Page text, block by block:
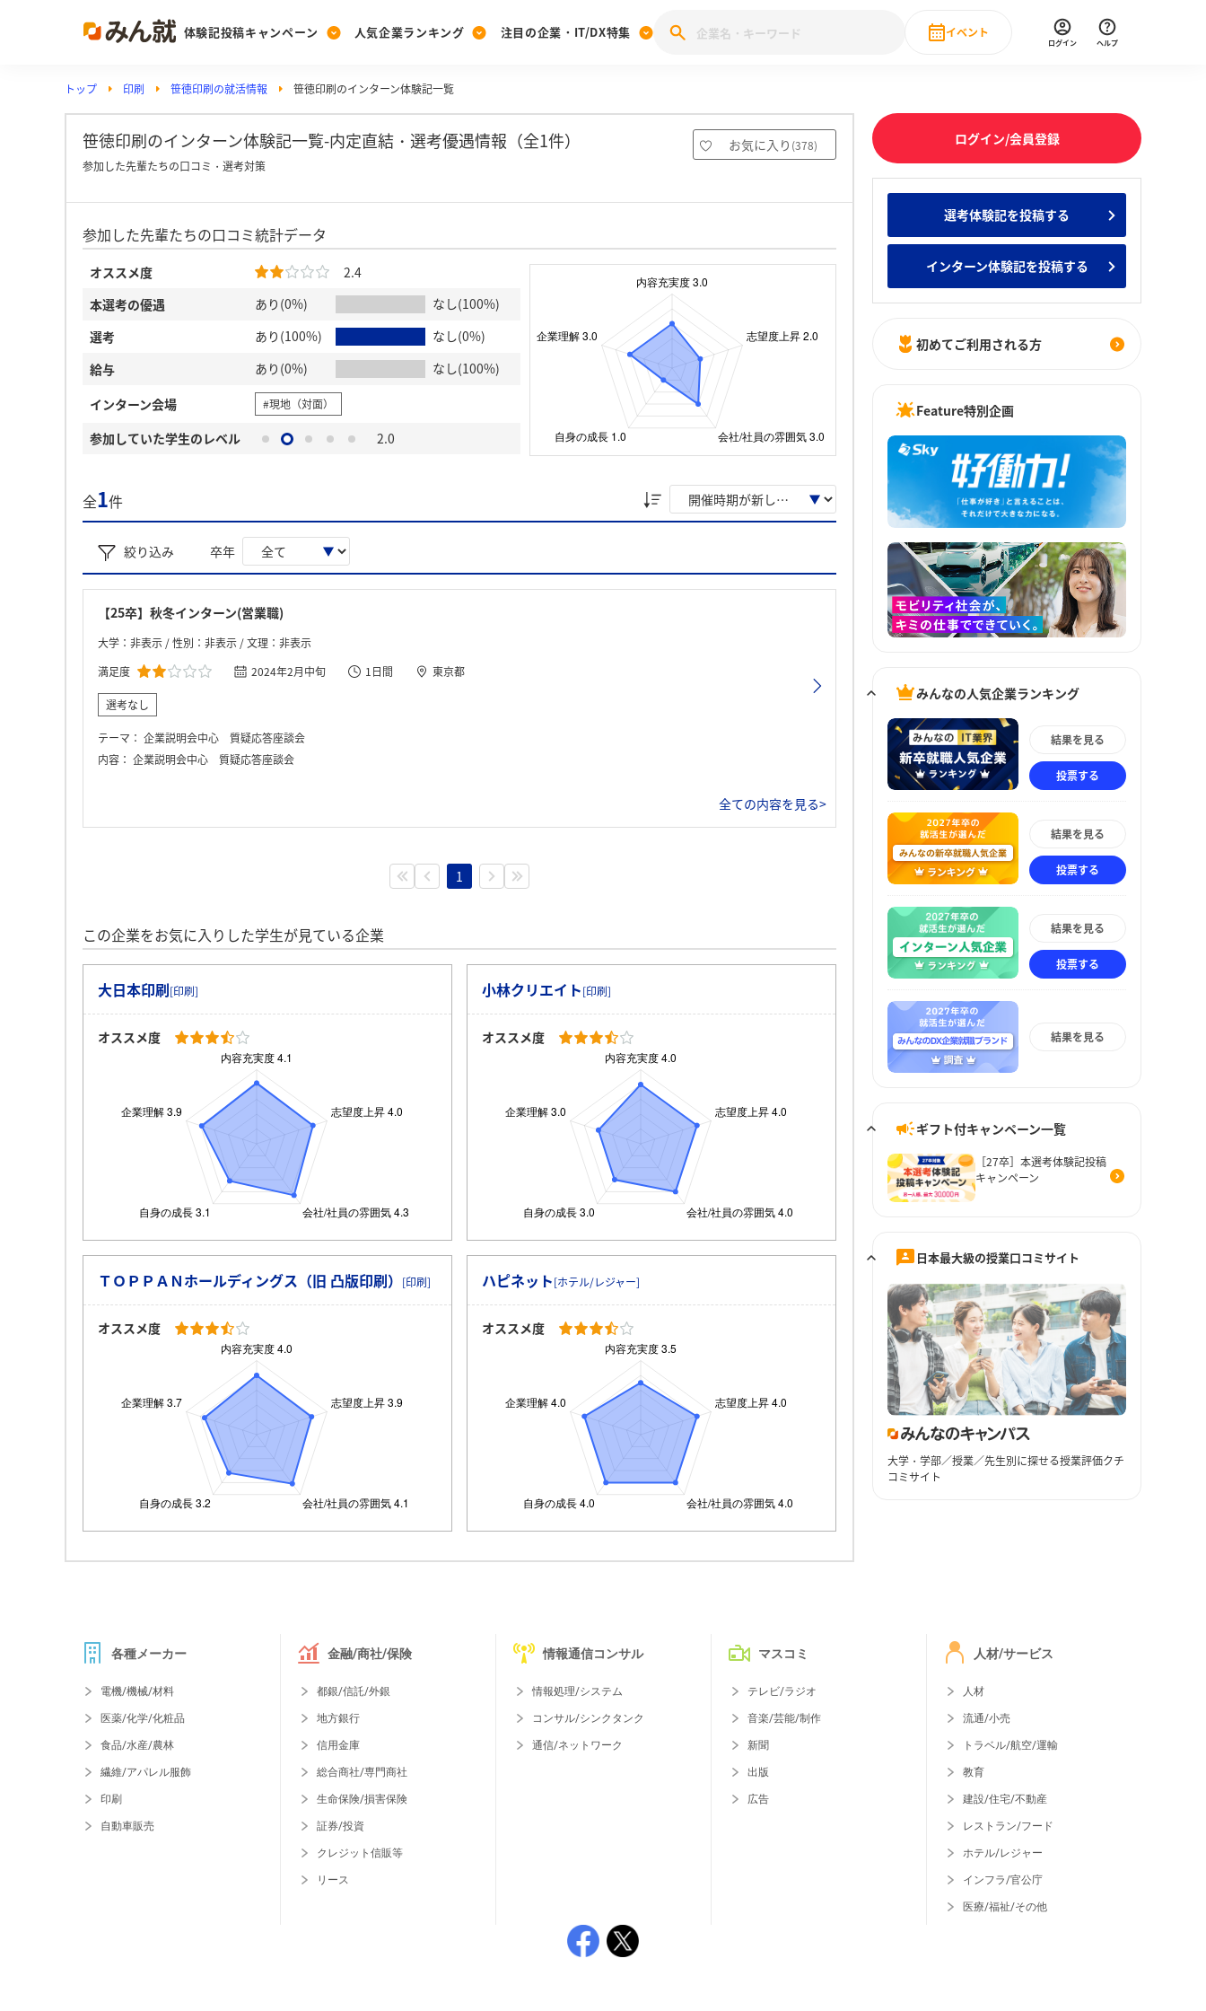
体験記投稿キャンペーン
Post
投稿する
[27卒] 本選考体験記投稿キャンペーン
人気企業ランキング
Ranking
ランキングを見る
みんなのDX企業就職ブランド調査
Vote
投票する
みんなの新卒就職人気企業ランキング みんなのインターン人気企業ランキ
注目の企業・IT/DX特集
PickUp
注目の企業特集
28卒 IT・DX現場社員インタビュー
イベント
直近のイベント一覧
ログイン ヘルプ
トップ 印刷 笹徳印刷の就活情報 笹徳印刷のインターン体験記一覧
笹徳印刷のインターン体験記一覧-内定直結・選考優遇情報（全1件） お気に入り (378)
参加した先輩たちの口コミ・選考対策
参加した先輩たちの口コミ統計データ
オススメ度
2.4
本選考の優遇
あり(0%)
なし(100%)
選考
あり(100%)
なし(0%)
給与
あり(0%)
なし(100%)
インターン会場
#現地（対面）
参加していた学生のレベル 2.0
全1件
絞り込み 卒年
【25卒】秋冬インターン(営業職)
大学：非表示 / 性別：非表示 / 文理：非表示
満足度
2024年2月中旬 1日間 東京都
選考なし
テーマ： 企業説明会中心 質疑応答座談会
内容： 企業説明会中心 質疑応答座談会
全ての内容を見る>
1
この企業をお気に入りした学生が見ている企業
大日本印刷[印刷]
オススメ度
小林クリエイト[印刷]
オススメ度
ＴＯＰＰＡＮホールディングス（旧 凸版印刷） [印刷]
オススメ度
ハピネット[ホテル/レジャー]
オススメ度
ログイン/会員登録
選考体験記を投稿する
インターン体験記を投稿する
初めてご利用される方
Feature特別企画
みんなの人気企業ランキング
結果を見る
投票する
結果を見る
投票する
結果を見る
投票する
結果を見る
ギフト付キャンペーン一覧
［27卒］本選考体験記投稿
キャンペーン
日本最大級の授業口コミサイト
大学・学部／授業／先生別に探せる授業評価クチ
コミサイト
各種メーカー
電機/機械/材料
医薬/化学/化粧品
食品/水産/農林
繊維/アパレル服飾
印刷
自動車販売
金融/商社/保険
都銀/信託/外銀
地方銀行
信用金庫
総合商社/専門商社
生命保険/損害保険
証券/投資
クレジット信販等
リース
情報通信コンサル
情報処理/システム
コンサル/シンクタンク
通信/ネットワーク
マスコミ
テレビ/ラジオ
音楽/芸能/制作
新聞
出版
広告
人材/サービス
人材
流通/小売
トラベル/航空/運輸
教育
建設/住宅/不動産
レストラン/フード
ホテル/レジャー
インフラ/官公庁
医療/福祉/その他